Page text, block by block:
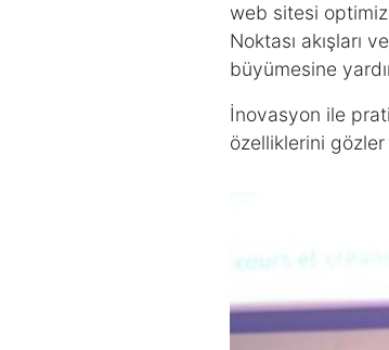
web sitesi
Noktası akışları
büyümesine
İnovasyon ile
özelliklerini